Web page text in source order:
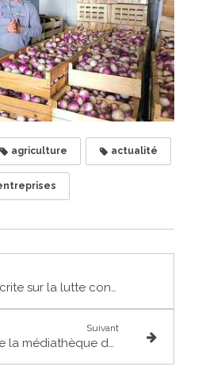
agriculture actualité
Question Ecrite sur la lutte contre le dopage
Suivant
A l'inauguration de la médiathèque de St Paul s/ Save